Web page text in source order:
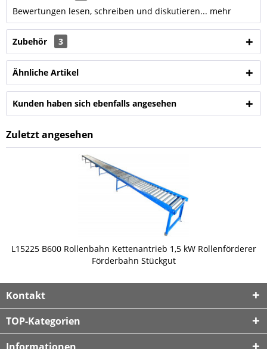
Bewertungen lesen, schreiben und diskutieren... mehr
Zubehör 3
Ähnliche Artikel
Kunden haben sich ebenfalls angesehen
Zuletzt angesehen
L15225 B600 Rollenbahn Kettenantrieb 1,5 kW Rollenförderer
Förderbahn Stückgut
Kontakt
TOP-Kategorien